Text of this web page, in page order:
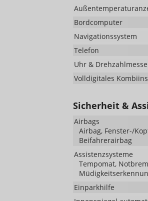
Bordcomputer
Navigationssystem
Telefon
Uhr &
Volldigitales
Sicherheit &
Airbags
Airbag, Fenster-/
Beifahrerairbag
Assistenzsysteme
Tempomat,
Einparkhilfe